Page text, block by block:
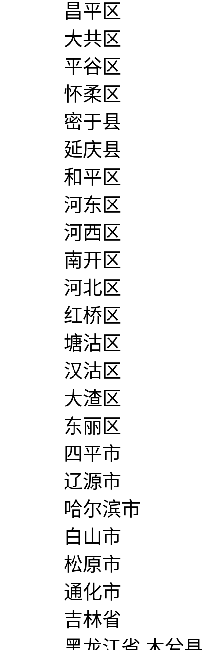
昌平区
大共区
平谷区
怀柔区
密于县
延庆县
和平区
河东区
河西区
南开区
河北区
红桥区
塘沽区
汉沽区
大渣区
东丽区
四平市
辽源市
哈尔滨市
白山市
松原市
通化市
吉林省